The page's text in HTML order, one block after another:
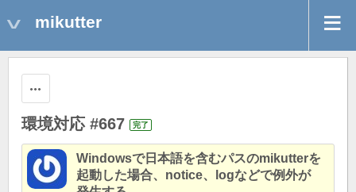
mikutter
環境対応 #667 完了
Windowsで日本語を含むパスのmikutterを
起動した場合、notice、logなどで例外が